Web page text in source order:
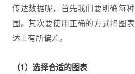
传达数据呢，首先我们要明确每
围。其次要使用正确的方式将图
达上有所偏差。
（1）选择合适的图表